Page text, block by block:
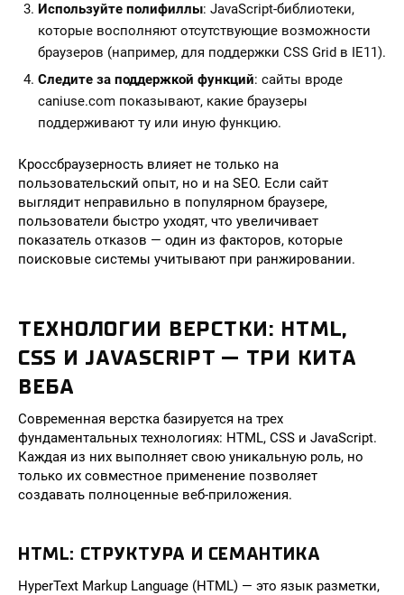
Используйте полифиллы: JavaScript-библиотеки,
которые восполняют отсутствующие возможности
браузеров (например, для поддержки CSS Grid в IE11).
Следите за поддержкой функций: сайты вроде
caniuse.com показывают, какие браузеры
поддерживают ту или иную функцию.
Кроссбраузерность влияет не только на
пользовательский опыт, но и на SEO. Если сайт
выглядит неправильно в популярном браузере,
пользователи быстро уходят, что увеличивает
показатель отказов — один из факторов, которые
поисковые системы учитывают при ранжировании.
ТЕХНОЛОГИИ ВЕРСТКИ: HTML,
CSS И JAVASCRIPT — ТРИ КИТА
ВЕБА
Современная верстка базируется на трех
фундаментальных технологиях: HTML, CSS и JavaScript.
Каждая из них выполняет свою уникальную роль, но
только их совместное применение позволяет
создавать полноценные веб-приложения.
HTML: СТРУКТУРА И СЕМАНТИКА
HyperText Markup Language (HTML) — это язык разметки,